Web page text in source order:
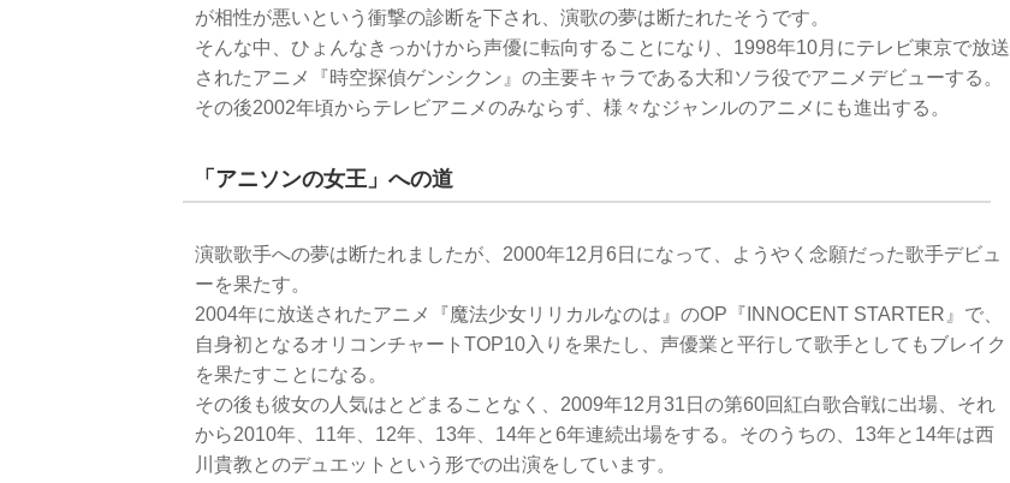
が相性が悪いという衝撃の診断を下され、演歌の夢は断たれたそうです。
そんな中、ひょんなきっかけから声優に転向することになり、1998年10月にテレビ東京で放送
されたアニメ『時空探偵ゲンシクン』の主要キャラである大和ソラ役でアニメデビューする。
その後2002年頃からテレビアニメのみならず、様々なジャンルのアニメにも進出する。
「アニソンの女王」への道
演歌歌手への夢は断たれましたが、2000年12月6日になって、ようやく念願だった歌手デビュ
ーを果たす。
2004年に放送されたアニメ『魔法少女リリカルなのは』のOP『INNOCENT STARTER』で、
自身初となるオリコンチャートTOP10入りを果たし、声優業と平行して歌手としてもブレイク
を果たすことになる。
その後も彼女の人気はとどまることなく、2009年12月31日の第60回紅白歌合戦に出場、それ
から2010年、11年、12年、13年、14年と6年連続出場をする。そのうちの、13年と14年は西
川貴教とのデュエットという形での出演をしています。